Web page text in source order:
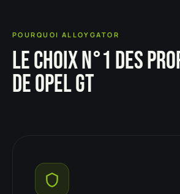
POURQUOI ALLOYGATOR
LE CHOIX N°1 DES
DE OPEL GT